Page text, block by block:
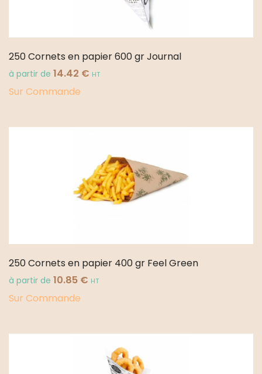
250 Cornets en papier 600 gr Journal
à partir de 14.42 € HT
Sur Commande
250 Cornets en papier 400 gr Feel Green
à partir de 10.85 € HT
Sur Commande